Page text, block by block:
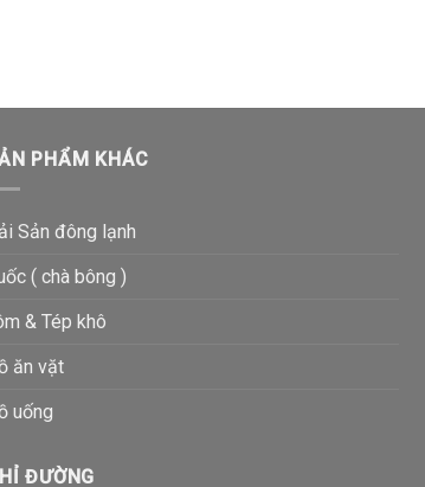
PHẨM KHÁC
Sản đông lạnh
( chà bông )
& Tép khô
ăn vặt
uống
ĐƯỜNG